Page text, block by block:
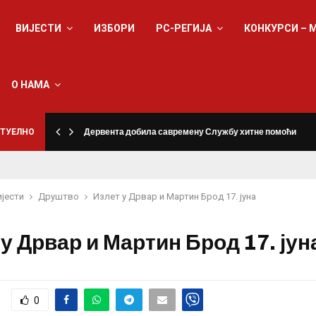
ВИЈЕСТИ ИЗБОРИ РС-РЕГИЈА КОНКУРСИ –
О НАМА
Дервента добила савремену Службу хитне помоћи
Друштво Излет у Дрвар и Мартин Брод 17. јуна
Дрвар и Мартин Брод 17.
0